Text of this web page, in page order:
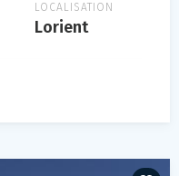
LOCALISATION
Lorient